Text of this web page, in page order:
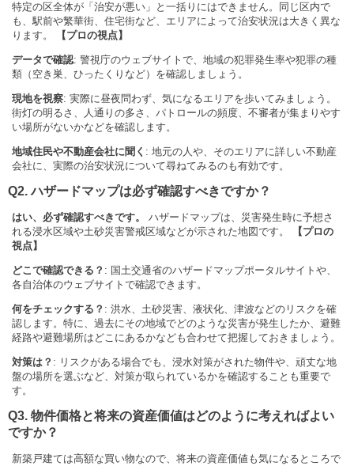
特定の区全体が「治安が悪い」と一括りにはできません。同じ区内で
も、駅前や繁華街、住宅街など、エリアによって治安状況は大きく異な
ります。
【プロの視点】
データで確認: 警視庁のウェブサイトで、地域の犯罪発生率や犯罪の種
類（空き巣、ひったくりなど）を確認しましょう。
現地を視察: 実際に昼夜問わず、気になるエリアを歩いてみましょう。
街灯の明るさ、人通りの多さ、パトロールの頻度、不審者が集まりやす
い場所がないかなどを確認します。
地域住民や不動産会社に聞く : 地元の人や、そのエリアに詳しい不動産
会社に、実際の治安状況について尋ねてみるのも有効です。
Q2. ハザードマップは必ず確認すべきですか？
はい、必ず確認すべきです。
ハザードマップは、災害発生時に予想さ
れる浸水区域や土砂災害警戒区域などが示された地図です。
【プロの
視点】
どこで確認できる？ : 国土交通省のハザードマップポータルサイトや、
各自治体のウェブサイトで確認できます。
何をチェックする？ : 洪水、土砂災害、液状化、津波などのリスクを確
認します。特に、過去にその地域でどのような災害が発生したか、避難
経路や避難場所はどこにあるかなども合わせて把握しておきましょう。
対策は？ : リスクがある場合でも、浸水対策がされた物件や、頑丈な地
盤の場所を選ぶなど、対策が取られているかを確認することも重要で
す。
Q3. 物件価格と将来の資産価値はどのように考えればよい
ですか？
新築戸建ては高額な買い物なので、将来の資産価値も気になるところで